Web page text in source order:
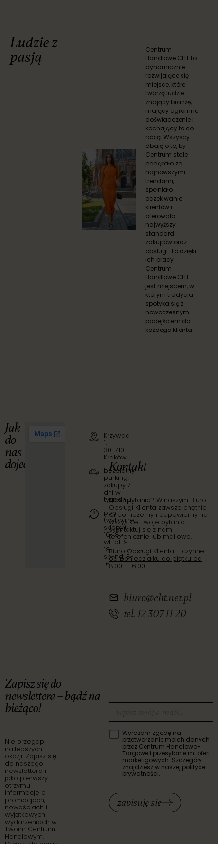
Ludzie z
pasją
Centrum
Handlowe CHT to
dynamicznie
rozwijające się
miejsce, które
tworzą ludzie
znający branżę,
mający ogromne
doświadczenie i
kochający to co
robią. Wszyscy
dbają o to, by
Centrum stale
podążało za
najnowszymi
trendami,
spełniało
oczekiwania
klientów i
oferowało
najwyższy
standard
zakupów oraz
obsługi. To dzięki
ich pracy
Centrum
Handlowe CHT
jest miejscem, w
którym tradycja
spotyka się z
nowoczesnym
podejściem do
każdego klienta.
Jak
do
nas
dojechać?
Krzywda
1,
30-710
Kraków
bezpłatny
parking!
zakupy 7
dni w
tygodniu!
pon
(wybrane
sklepy):
10-18
wt-pt: 9-
18
sb-nd: 8-
16
Kontakt
Masz pytania? W naszym Biuro
Obsługi Klienta zawsze chętnie
Ci pomożemy i odpowiemy na
wszystkie Twoje pytania –
skontaktuj się z nami
telefonicznie lub mailowo.
Biuro Obsługi Klienta – czynne
od poniedziałku do piątku od
8.00 – 16.00.
biuro@cht.net.pl
tel. 12 307 11 20
Zapisz się do
newslettera – bądź na
bieżąco!
Nie przegap
najlepszych
okazji! Zapisz się
do naszego
newslettera i
jako pierwszy
otrzymuj
informacje o
promocjach,
nowościach i
wyjątkowych
wydarzeniach w
Twoim Centrum
Handlowym.
Wyrażam zgodę na
przetwarzanie moich danych
przez Centrum Handlowo-
Targowe i przesyłanie mi ofert
marketigowych. Szczegóły
znajdziesz w naszej polityce
prywatności.
zapisuję się